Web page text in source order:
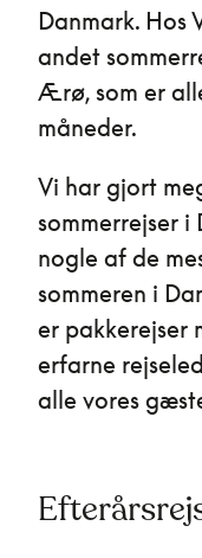
Danmark. Hos
andet
Ærø, som er
måneder.
Vi har gjort
sommerrejser i
nogle af de
sommeren i
er pakkerejser
erfarne
alle vores